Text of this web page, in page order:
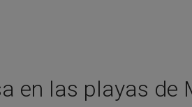
en las playas de